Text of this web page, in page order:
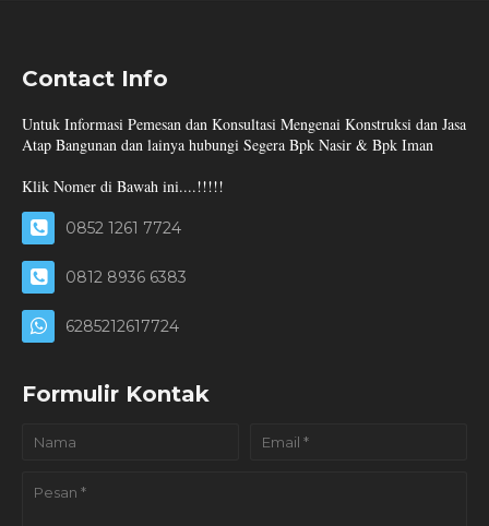
Contact Info
Untuk Informasi Pemesan dan Konsultasi Mengenai Konstruksi dan Jasa
Atap Bangunan dan lainya hubungi Segera Bpk Nasir & Bpk Iman
Klik Nomer di Bawah ini....!!!!!
0852 1261 7724
0812 8936 6383
6285212617724
Formulir Kontak